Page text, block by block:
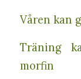
Våren kan
Träning
morfin